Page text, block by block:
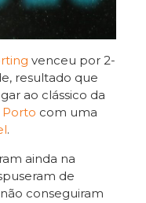
venceu por 2-
resultado que
ao clássico da
Porto com uma
.
ainda na
de
conseguiram